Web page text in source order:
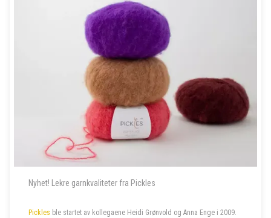
Nyhet! Lekre garnkvaliteter fra Pickles
Pickles ble startet av kollegaene Heidi Grønvold og Anna Enge i 2009.